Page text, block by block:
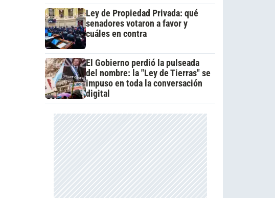
Ley de Propiedad Privada: qué
senadores votaron a favor y
cuáles en contra
El Gobierno perdió la pulseada
del nombre: la "Ley de Tierras" se
impuso en toda la conversación
digital